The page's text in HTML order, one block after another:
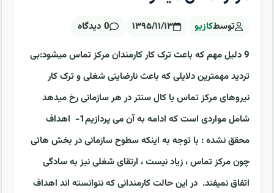
توسطکازیو ۱۳۹۵/۱۱/۱۳ 0 دیدگاه
‏9 دلیل مهم که باعث ترک کار کارمندان مرکز تماس میشود:‏بی
تردید مهمترین دلایلی که باعث نارضایتی شغلی و ترک کار
نیروهای مرکز تماس یا کال سنتر در هر سازمانی رخ میدهد
شامل مواردی است که ادامه به آن می پردازیم‏1-‏ اهداف
محقق نشده : با توجه به اینکه سطوح سازمانی در بخش هائی
چون مرکز تماس ، زیاد ‏نیست ، ارتقای شغلی نیز به سادگی
اتفاق نمیفتد. در این حالت کارمندانی که نتوانسته اند ‏اهداف